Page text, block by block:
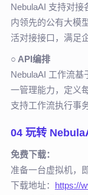
NebulaAI 支持对接
内领先的公有大模
活对接接口，满足
○ API编排
NebulaAI 工作流基
一管理能力，定义
支持工作流执行事务
04 玩转
免费下载：
准备一台虚拟机，
下载地址： https://